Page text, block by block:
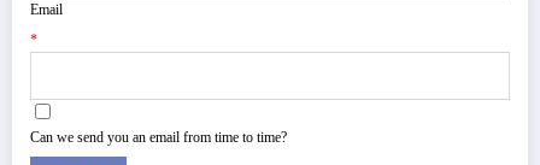
Email
*
Can we send you an email from time to time?